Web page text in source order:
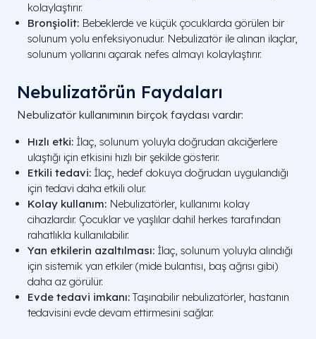
kolaylaştırır.
Bronşiolit: Bebeklerde ve küçük çocuklarda görülen bir
solunum yolu enfeksiyonudur. Nebulizatör ile alınan ilaçlar,
solunum yollarını açarak nefes almayı kolaylaştırır.
Nebulizatörün Faydaları
Nebulizatör kullanımının birçok faydası vardır:
Hızlı etki: İlaç, solunum yoluyla doğrudan akciğerlere
ulaştığı için etkisini hızlı bir şekilde gösterir.
Etkili tedavi: İlaç, hedef dokuya doğrudan uygulandığı
için tedavi daha etkili olur.
Kolay kullanım: Nebulizatörler, kullanımı kolay
cihazlardır. Çocuklar ve yaşlılar dahil herkes tarafından
rahatlıkla kullanılabilir.
Yan etkilerin azaltılması: İlaç, solunum yoluyla alındığı
için sistemik yan etkiler (mide bulantısı, baş ağrısı gibi)
daha az görülür.
Evde tedavi imkanı: Taşınabilir nebulizatörler, hastanın
tedavisini evde devam ettirmesini sağlar.